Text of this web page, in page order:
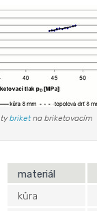
briketna briketovacím
materiál
kůra